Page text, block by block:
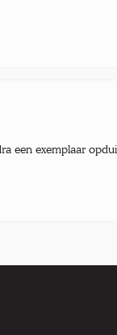
een exemplaar